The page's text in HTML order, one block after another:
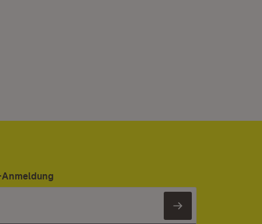
Newsletter